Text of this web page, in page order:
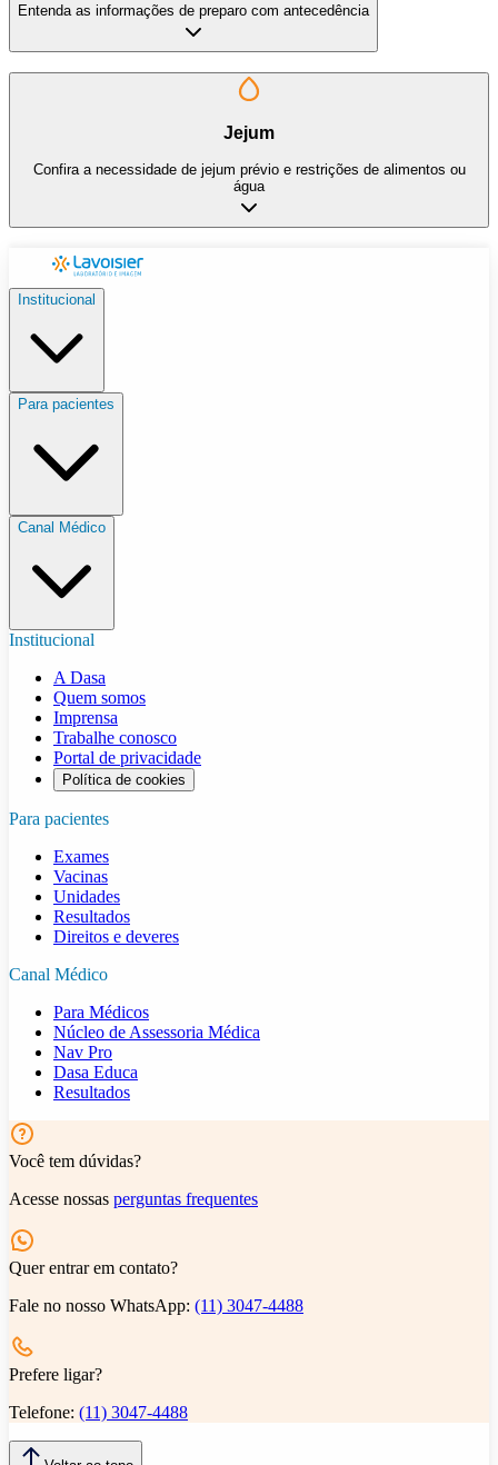
Entenda as informações de preparo com antecedência
Jejum
Confira a necessidade de jejum prévio e restrições de alimentos ou
água
Institucional
Para pacientes
Canal Médico
Institucional
A Dasa
Quem somos
Imprensa
Trabalhe conosco
Portal de privacidade
Política de cookies
Para pacientes
Exames
Vacinas
Unidades
Resultados
Direitos e deveres
Canal Médico
Para Médicos
Núcleo de Assessoria Médica
Nav Pro
Dasa Educa
Resultados
Você tem dúvidas?
Acesse nossas perguntas frequentes
Quer entrar em contato?
Fale no nosso WhatsApp: (11) 3047-4488
Prefere ligar?
Telefone: (11) 3047-4488